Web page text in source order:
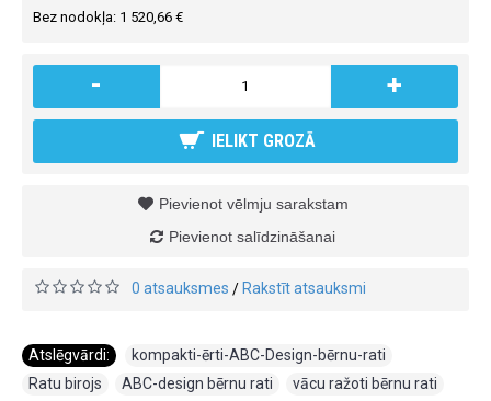
Bez nodokļa: 1 520,66 €
- +
IELIKT GROZĀ
Pievienot vēlmju sarakstam
Pievienot salīdzināšanai
0 atsauksmes / Rakstīt atsauksmi
Atslēgvārdi: kompakti-ērti-ABC-Design-bērnu-rati
Ratu birojs
ABC-design bērnu rati vācu ražoti bērnu rati